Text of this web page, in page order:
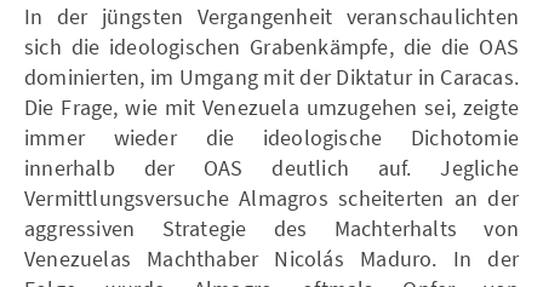
In der jüngsten Vergangenheit veranschaulichten
sich die ideologischen Grabenkämpfe, die die OAS
dominierten, im Umgang mit der Diktatur in Caracas.
Die Frage, wie mit Venezuela umzugehen sei, zeigte
immer wieder die ideologische Dichotomie
innerhalb der OAS deutlich auf. Jegliche
Vermittlungsversuche Almagros scheiterten an der
aggressiven Strategie des Machterhalts von
Venezuelas Machthaber Nicolás Maduro. In der